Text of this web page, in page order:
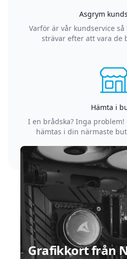
Asgrym
Varför är vår kundservice
strävar efter att vara de
Hämta i
I en brådska? Inga
hämtas i din närmaste
Grafikkort från